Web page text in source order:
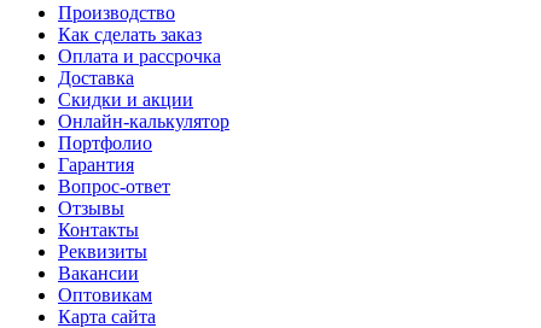
Производство
Как сделать заказ
Оплата и рассрочка
Доставка
Скидки и акции
Онлайн-калькулятор
Портфолио
Гарантия
Вопрос-ответ
Отзывы
Контакты
Реквизиты
Вакансии
Оптовикам
Карта сайта